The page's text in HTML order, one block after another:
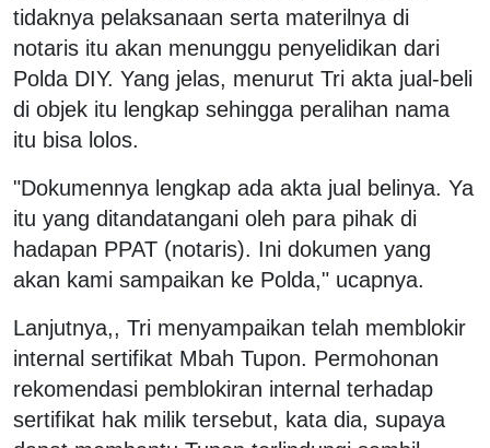
tidaknya pelaksanaan serta materilnya di
notaris itu akan menunggu penyelidikan dari
Polda DIY. Yang jelas, menurut Tri akta jual-beli
di objek itu lengkap sehingga peralihan nama
itu bisa lolos.
"Dokumennya lengkap ada akta jual belinya. Ya
itu yang ditandatangani oleh para pihak di
hadapan PPAT (notaris). Ini dokumen yang
akan kami sampaikan ke Polda," ucapnya.
Lanjutnya,, Tri menyampaikan telah memblokir
internal sertifikat Mbah Tupon. Permohonan
rekomendasi pemblokiran internal terhadap
sertifikat hak milik tersebut, kata dia, supaya